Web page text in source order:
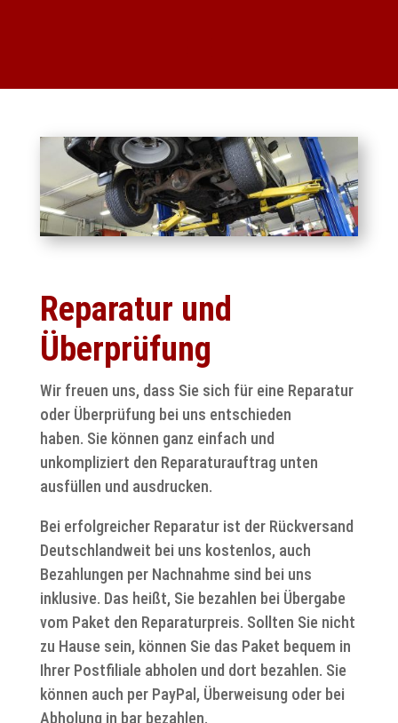
Reparatur und
Überprüfung
Wir freuen uns, dass Sie sich für eine Reparatur
oder Überprüfung bei uns entschieden
haben. Sie können ganz einfach und
unkompliziert den Reparaturauftrag unten
ausfüllen und ausdrucken.
Bei erfolgreicher Reparatur ist der Rückversand
Deutschlandweit bei uns kostenlos, auch
Bezahlungen per Nachnahme sind bei uns
inklusive. Das heißt, Sie bezahlen bei Übergabe
vom Paket den Reparaturpreis. Sollten Sie nicht
zu Hause sein, können Sie das Paket bequem in
Ihrer Postfiliale abholen und dort bezahlen. Sie
können auch per PayPal, Überweisung oder bei
Abholung in bar bezahlen.